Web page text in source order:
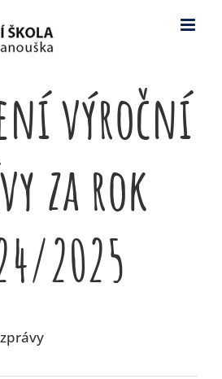
výroční
za rok
2025